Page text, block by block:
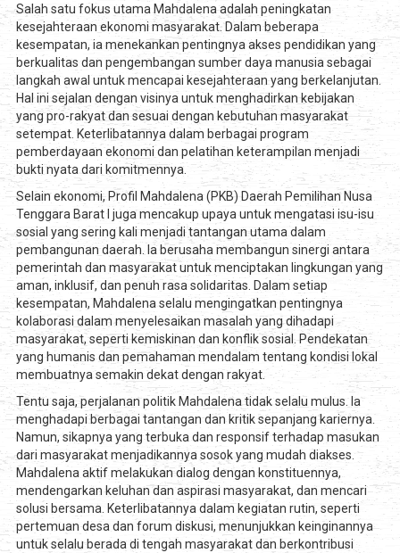
Salah satu fokus utama Mahdalena adalah peningkatan
kesejahteraan ekonomi masyarakat. Dalam beberapa
kesempatan, ia menekankan pentingnya akses pendidikan yang
berkualitas dan pengembangan sumber daya manusia sebagai
langkah awal untuk mencapai kesejahteraan yang berkelanjutan.
Hal ini sejalan dengan visinya untuk menghadirkan kebijakan
yang pro-rakyat dan sesuai dengan kebutuhan masyarakat
setempat. Keterlibatannya dalam berbagai program
pemberdayaan ekonomi dan pelatihan keterampilan menjadi
bukti nyata dari komitmennya.
Selain ekonomi, Profil Mahdalena (PKB) Daerah Pemilihan Nusa
Tenggara Barat I juga mencakup upaya untuk mengatasi isu-isu
sosial yang sering kali menjadi tantangan utama dalam
pembangunan daerah. Ia berusaha membangun sinergi antara
pemerintah dan masyarakat untuk menciptakan lingkungan yang
aman, inklusif, dan penuh rasa solidaritas. Dalam setiap
kesempatan, Mahdalena selalu mengingatkan pentingnya
kolaborasi dalam menyelesaikan masalah yang dihadapi
masyarakat, seperti kemiskinan dan konflik sosial. Pendekatan
yang humanis dan pemahaman mendalam tentang kondisi lokal
membuatnya semakin dekat dengan rakyat.
Tentu saja, perjalanan politik Mahdalena tidak selalu mulus. Ia
menghadapi berbagai tantangan dan kritik sepanjang kariernya.
Namun, sikapnya yang terbuka dan responsif terhadap masukan
dari masyarakat menjadikannya sosok yang mudah diakses.
Mahdalena aktif melakukan dialog dengan konstituennya,
mendengarkan keluhan dan aspirasi masyarakat, dan mencari
solusi bersama. Keterlibatannya dalam kegiatan rutin, seperti
pertemuan desa dan forum diskusi, menunjukkan keinginannya
untuk selalu berada di tengah masyarakat dan berkontribusi